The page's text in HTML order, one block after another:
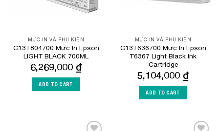
MỰC IN VÀ PHỤ KIỆN
C13T804700 Mực In Epson
LIGHT BLACK 700ML
6,269,000 ₫
ADD TO CART
MỰC IN VÀ PHỤ KIỆN
C13T636700 Mực In Epson
T6367 Light Black Ink
Cartridge
5,104,000 ₫
ADD TO CART